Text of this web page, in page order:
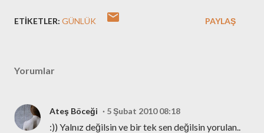
ETIKETLER: GÜNLÜK PAYLAŞ
Yorumlar
Ateş Böceği 5 Şubat 2010 08:18
:)) Yalnız değilsin ve bir tek sen değilsin yorulan..